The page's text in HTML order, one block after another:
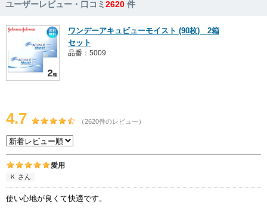
ユーザーレビュー・口コミ2620 件
ワンデーアキュビューモイスト (90枚) 2箱
セット
品番：5009
4.7 （2620件のレビュー）
愛用
Ｋ さん
使い心地が良くて快適です。